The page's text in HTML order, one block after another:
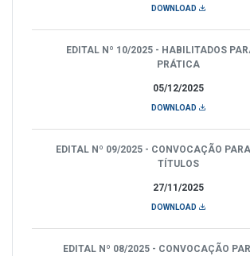
DOWNLOAD
05/12/2025
EDITAL Nº 10/2025 - HABILITADOS
PRÁTICA
DOWNLOAD
27/11/2025
EDITAL Nº 09/2025 - CONVOCAÇÃO
TÍTULOS
DOWNLOAD
EDITAL Nº 08/2025 - CONVOCAÇÃO